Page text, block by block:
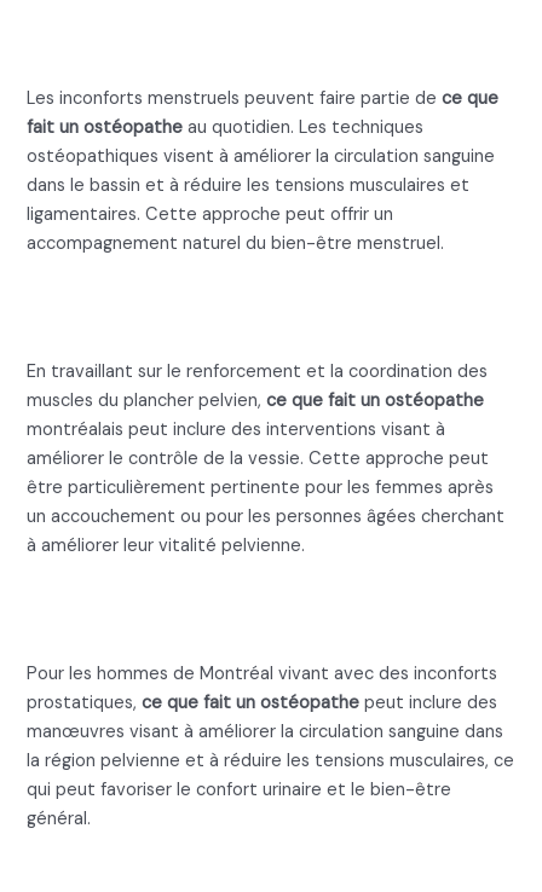
Les inconforts menstruels peuvent faire partie dece que
fait un ostéopathe au quotidien. Les techniques
ostéopathiques visent à améliorer la circulation sanguine
dans le bassin et à réduire les tensions musculaires et
ligamentaires. Cette approche peut offrir un
accompagnement naturel du bien-être menstruel.
En travaillant sur le renforcement et la coordination des
muscles du plancher pelvien,ce que fait un ostéopathe
montréalais peut inclure des interventions visant à
améliorer le contrôle de la vessie. Cette approche peut
être particulièrement pertinente pour les femmes après
un accouchement ou pour les personnes âgées cherchant
à améliorer leur vitalité pelvienne.
Pour les hommes de Montréal vivant avec des inconforts
prostatiques,ce que fait un ostéopathe peut inclure des
manœuvres visant à améliorer la circulation sanguine dans
la région pelvienne et à réduire les tensions musculaires, ce
qui peut favoriser le confort urinaire et le bien-être
général.